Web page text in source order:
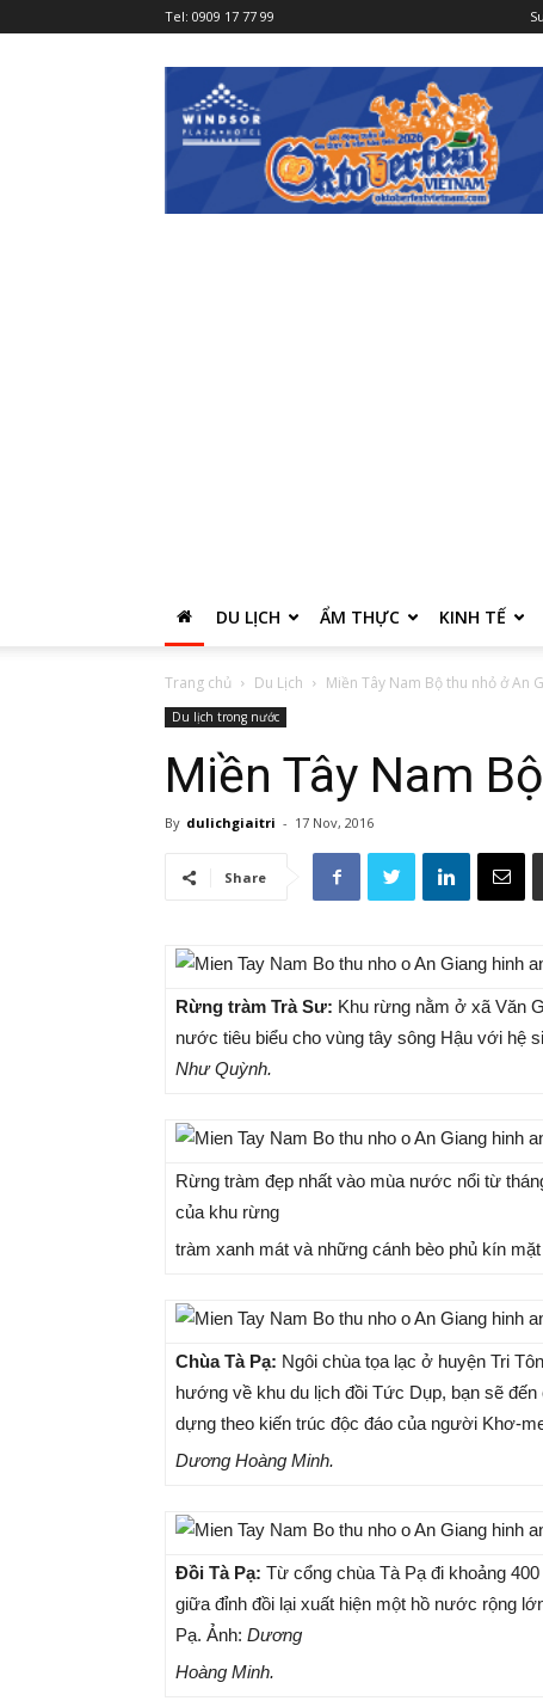
Tel: 0909 17 77 99
DU LỊCH ẨM THỰC KINH TẾ
Trang chủ Du Lịch Miền Tây Nam Bộ thu nhỏ ở An
Du lịch trong nước
Miền Tây Nam
By dulichgiaitri - 17 Nov, 2016
Share
Rừng tràm Trà Sư: Khu rừng nằm ở xã Văn
nước tiêu biểu cho vùng tây sông Hậu với hệ
Như Quỳnh.
Rừng tràm đẹp nhất vào mùa nước nổi từ
của khu rừng
tràm xanh mát và những cánh bèo phủ kín
Chùa Tà Pạ: Ngôi chùa tọa lạc ở huyện Tri
hướng về khu du lịch đồi Tức Dụp, bạn sẽ
dựng theo kiến trúc độc đáo của người Khơ-
Dương Hoàng Minh.
Đồi Tà Pạ: Từ cổng chùa Tà Pạ đi khoảng
giữa đỉnh đồi lại xuất hiện một hồ nước rộng
Pạ. Ảnh: Dương
Hoàng Minh.